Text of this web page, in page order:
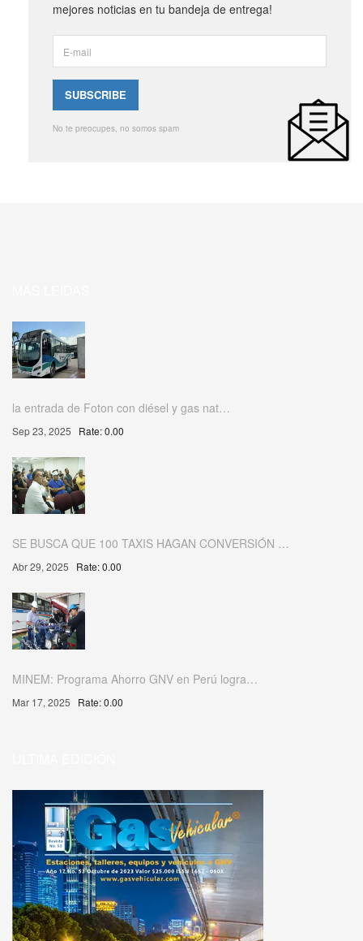
mejores noticias en tu bandeja de entrega!
No te preocupes, no somos spam
la entrada de Foton con diésel y gas nat…
Sep 23, 2025 Rate: 0.00
SE BUSCA QUE 100 TAXIS HAGAN CONVERSIÓN …
Abr 29, 2025 Rate: 0.00
MINEM: Programa Ahorro GNV en Perú logra…
Mar 17, 2025 Rate: 0.00